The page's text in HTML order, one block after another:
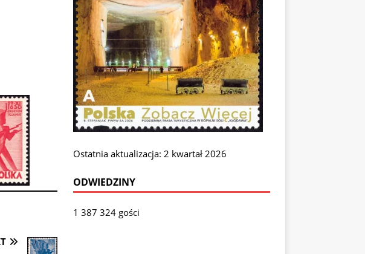
Ostatnia aktualizacja: 2 kwartał 2026
ODWIEDZINY
1 387 324 gości